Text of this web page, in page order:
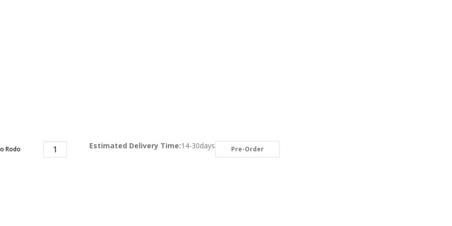
Rodo Pre-Order
Estimated Delivery Time:14-30days